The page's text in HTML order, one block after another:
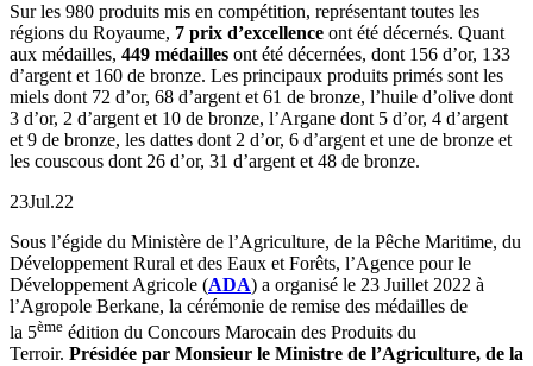
Sur les 980 produits mis en compétition, représentant toutes les
régions du Royaume, 7 prix d’excellence ont été décernés. Quant
aux médailles, 449 médailles ont été décernées, dont 156 d’or, 133
d’argent et 160 de bronze. Les principaux produits primés sont les
miels dont 72 d’or, 68 d’argent et 61 de bronze, l’huile d’olive dont
3 d’or, 2 d’argent et 10 de bronze, l’Argane dont 5 d’or, 4 d’argent
et 9 de bronze, les dattes dont 2 d’or, 6 d’argent et une de bronze et
les couscous dont 26 d’or, 31 d’argent et 48 de bronze.
23Jul.22
Sous l’égide du Ministère de l’Agriculture, de la Pêche Maritime, du
Développement Rural et des Eaux et Forêts, l’Agence pour le
Développement Agricole (ADA) a organisé le 23 Juillet 2022 à
l’Agropole Berkane, la cérémonie de remise des médailles de
la 5ème édition du Concours Marocain des Produits du
Terroir. Présidée par Monsieur le Ministre de l’Agriculture, de la